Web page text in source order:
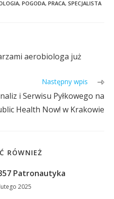
, POGODA, PRACA, SPECJALISTA
aerobiologa już
Następny wpis
i Serwisu Pyłkowego na
Health Now! w Krakowie
RÓWNIEŻ
Patronautyka
2025